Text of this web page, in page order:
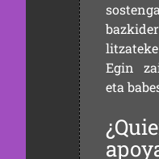
Egin
eta